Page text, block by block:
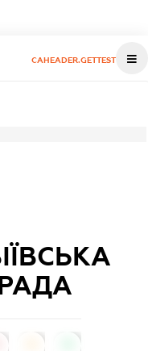
CAHEADER.GETTEST